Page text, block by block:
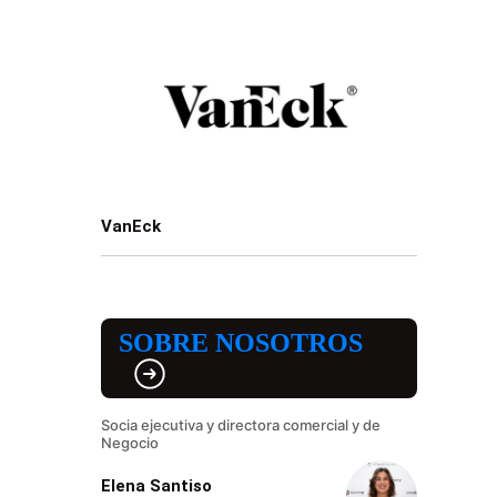
VanEck
SOBRE NOSOTROS
Socia ejecutiva y directora comercial y de
Negocio
Elena Santiso